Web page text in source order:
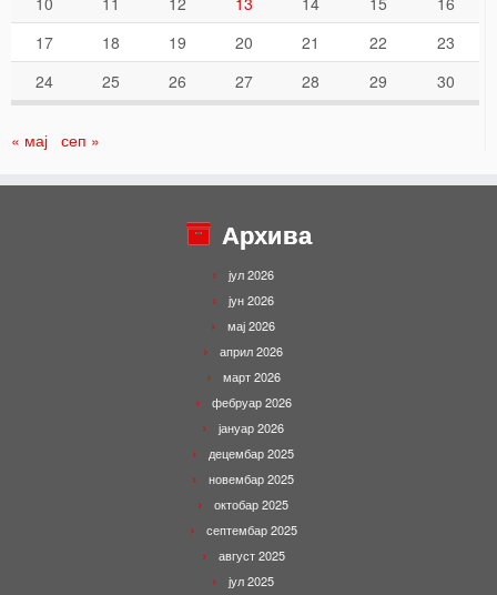
17
18 19 20 21 22
23
24
25 26 27 28 29 30
« мај сеп »
Архива
јул 2026
јун 2026
мај 2026
април 2026
март 2026
фебруар 2026
јануар 2026
децембар 2025
новембар 2025
октобар 2025
септембар 2025
август 2025
јул 2025